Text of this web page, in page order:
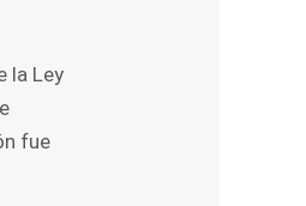
la Ley
fue